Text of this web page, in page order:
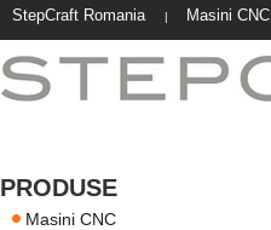
StepCraft Romania | Masini CNC
PRODUSE
Masini CNC